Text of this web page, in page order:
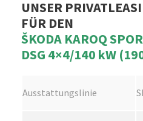
UNSER
FÜR DEN
ŠKODA KAROQ
DSG 4×4/140 kW
Ausstattungslinie